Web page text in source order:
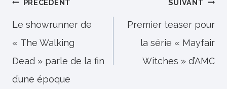
Navigation
de
l’article
PRÉCÉDENT
Le showrunner de
« The Walking
Dead » parle de la fin
d’une époque
SUIVANT
Premier teaser pour
la série « Mayfair
Witches » d’AMC